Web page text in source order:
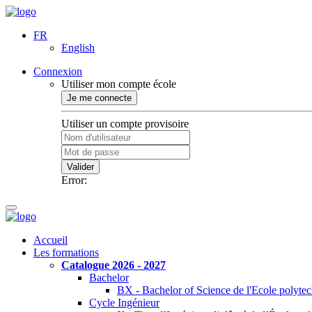
FR
English
Connexion
Utiliser mon compte école
Je me connecte
Utiliser un compte provisoire
Valider
Error:
Accueil
Les formations
Catalogue 2026 - 2027
Bachelor
BX - Bachelor of Science de l'Ecole
Cycle Ingénieur